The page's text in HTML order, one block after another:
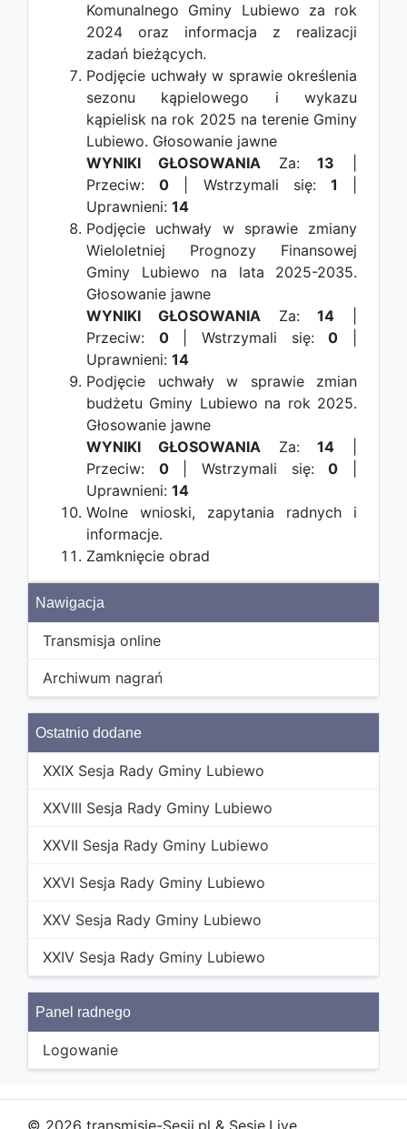
Komunalnego Gminy Lubiewo za rok
2024 oraz informacja z realizacji
zadań bieżących.
Podjęcie uchwały w sprawie określenia
sezonu kąpielowego i wykazu
kąpielisk na rok 2025 na terenie Gminy
Lubiewo. Głosowanie jawne
WYNIKI GŁOSOWANIAZa:13
Przeciw:0 | Wstrzymali się: 1
Uprawnieni: 14
Podjęcie uchwały w sprawie zmiany
Wieloletniej Prognozy Finansowej
Gminy Lubiewo na lata 2025-2035.
Głosowanie jawne
WYNIKI GŁOSOWANIAZa:14
Przeciw: 0| Wstrzymali się:0
Uprawnieni: 14
Podjęcie uchwały w sprawie zmian
budżetu Gminy Lubiewo na rok 2025.
Głosowanie jawne
WYNIKI GŁOSOWANIAZa:14
Przeciw: 0| Wstrzymali się:0
Uprawnieni: 14
Wolne wnioski, zapytania radnych i
informacje.
Zamknięcie obrad
Nawigacja
Transmisja online
Archiwum nagrań
Ostatnio dodane
XXIX Sesja Rady Gminy Lubiewo
XXVIII Sesja Rady Gminy Lubiewo
XXVII Sesja Rady Gminy Lubiewo
XXVI Sesja Rady Gminy Lubiewo
XXV Sesja Rady Gminy Lubiewo
XXIV Sesja Rady Gminy Lubiewo
Panel radnego
Logowanie